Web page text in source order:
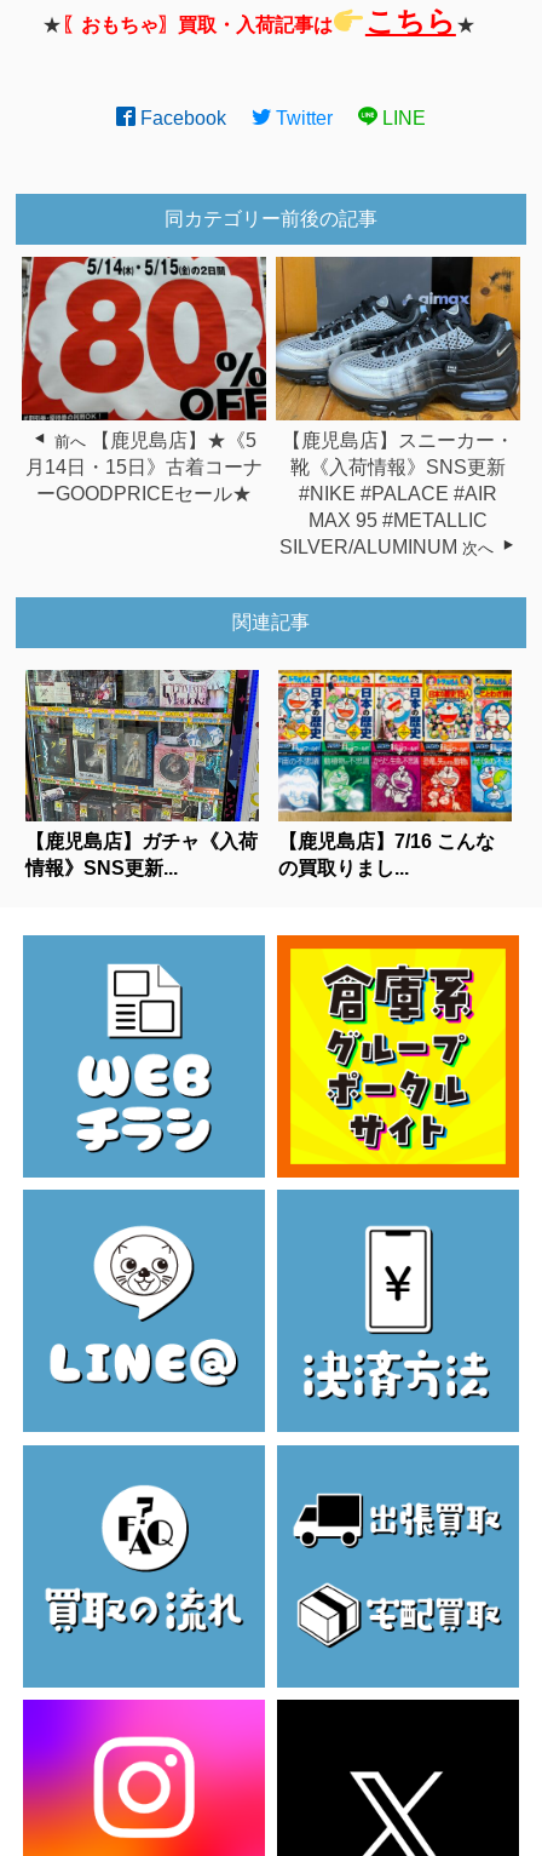
★ 〖おもちゃ〗買取・入荷記事は こちら ★
Facebook Twitter LINE
同カテゴリー前後の記事
前へ
【鹿児島店】★《5
月14日・15日》古着コーナ
ーGOODPRICEセール★
【鹿児島店】スニーカー・
靴《入荷情報》SNS更新
#NIKE #PALACE #AIR
MAX 95 #METALLIC
SILVER/ALUMINUM 次へ
関連記事
【鹿児島店】ガチャ《入荷
情報》SNS更新...
【鹿児島店】7/16 こんな
の買取りまし...